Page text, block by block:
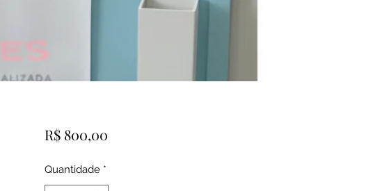
R$ 800,00Preço
Quantidade *